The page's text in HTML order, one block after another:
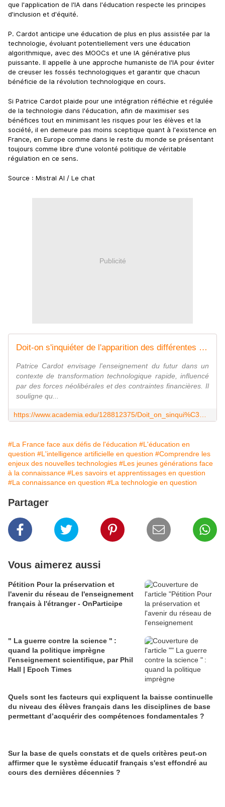
que l'application de l'IA dans l'éducation respecte les principes
d'inclusion et d'équité.
P. Cardot anticipe une éducation de plus en plus assistée par la
technologie, évoluant potentiellement vers une éducation
algorithmique, avec des MOOCs et une IA générative plus
puissante. Il appelle à une approche humaniste de l'IA pour éviter
de creuser les fossés technologiques et garantir que chacun
bénéficie de la révolution technologique en cours.
Si Patrice Cardot plaide pour une intégration réfléchie et régulée
de la technologie dans l'éducation, afin de maximiser ses
bénéfices tout en minimisant les risques pour les élèves et la
société, il en demeure pas moins sceptique quant à l'existence en
France, en Europe comme dans le reste du monde se présentant
toujours comme libre d'une volonté politique de véritable
régulation en ce sens.
Source : Mistral AI / Le chat
Publicité
Doit-on s'inquiéter de l'apparition des différentes générations d'intelligence artificielle dans l'éducation
Patrice Cardot envisage l'enseignement du futur dans un
contexte de transformation technologique rapide, influencé
par des forces néolibérales et des contraintes financières. Il
souligne qu...
#La France face aux défis de l'éducation #L'éducation en
question #L'intelligence artificielle en question #Comprendre les
enjeux des nouvelles technologies #Les jeunes générations face
à la connaissance #Les savoirs et apprentissages en question
#La connaissance en question #La technologie en question
Partager
Vous aimerez aussi
Pétition Pour la préservation et
l'avenir du réseau de l'enseignement
français à l'étranger - OnParticipe
" La guerre contre la science " :
quand la politique imprègne
l'enseignement scientifique, par Phil
Hall | Epoch Times
Quels sont les facteurs qui expliquent la baisse continuelle
du niveau des élèves français dans les disciplines de base
permettant d’acquérir des compétences fondamentales ?
Sur la base de quels constats et de quels critères peut-on
affirmer que le système éducatif français s'est effondré au
cours des dernières décennies ?